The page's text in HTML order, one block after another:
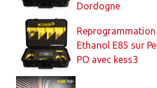
Dordogne
Ethanol E85 sur
PO avec kess3